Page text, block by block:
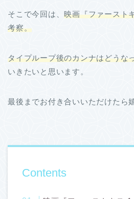
そこで今回は、映画『ファースト
考察。
タイプループ後のカンナはどうな
いきたいと思います。
最後までお付き合いいただけたら
Contents